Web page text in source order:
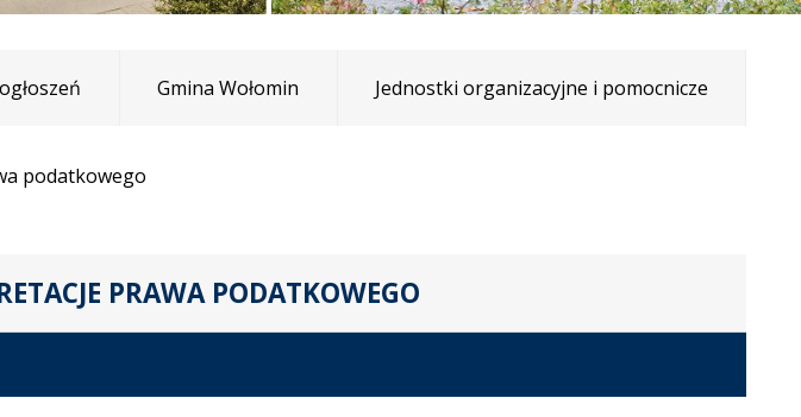
Gmina Wołomin Jednostki organizacyjne i pomocnicze
podatkowego
PRAWA PODATKOWEGO